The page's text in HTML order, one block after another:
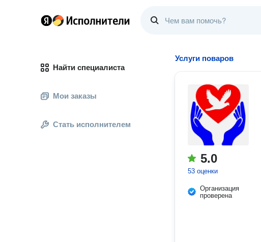
Найти специалиста
Мои заказы
Стать исполнителем
Услуги поваров
5.0
53 оценки
Организация
проверена